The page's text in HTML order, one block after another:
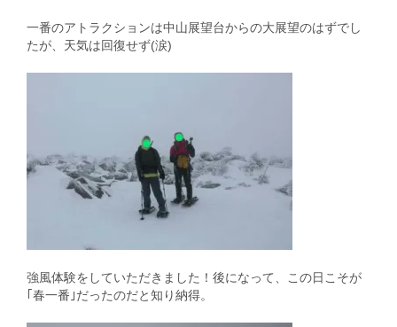
一番のアトラクションは中山展望台からの大展望のはずでし
たが、天気は回復せず(涙)
強風体験をしていただきました！後になって、この日こそが
｢春一番｣だったのだと知り納得。